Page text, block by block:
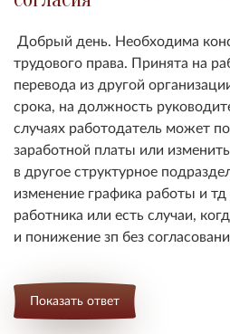
Добрый день. Необходима
трудового права. Принята на
перевода из другой
срока, на должность
случаях работодатель может
заработной платы или
в другое структурное
изменение графика работы и тд
работника или есть случаи,
и понижение зп без
Показать ответ